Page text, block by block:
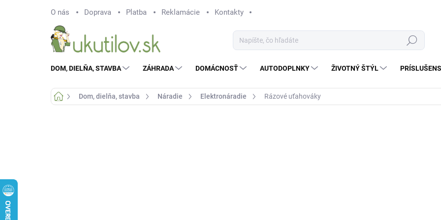
O nás Doprava Platba Reklamácie Kontakty
Hľadať
DOM, DIELŇA, STAVBA ZÁHRADA DOMÁCNOSŤ AUTODOPLNKY ŽIVOTNÝ ŠTÝL
DomovDom, dielňa, stavba Náradie Elektronáradie Rázové uťahováky